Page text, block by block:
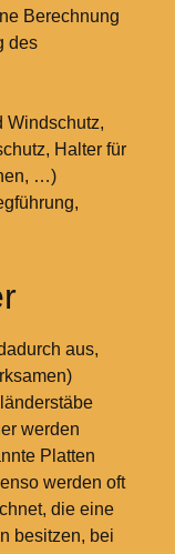
Berechnung
des
Windschutz,
Halter für
…)
aus,
werden
Platten
werden oft
die eine
besitzen, bei